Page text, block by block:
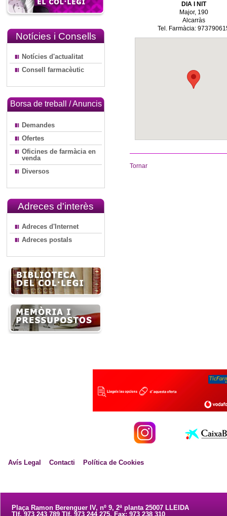
Notícies i Consells
Notícies d'actualitat
Consell farmacèutic
Borsa de treball / Anuncis
Demandes
Ofertes
Oficines de farmàcia en
venda
Diversos
Adreces d'interès
Adreces d'Internet
Adreces postals
DIA I NIT
Major, 190
Alcarràs
Tel. Farmàcia:
Tornar
Avís Legal Contacti Política de Cookies
Plaça Ramon Berenguer IV, nº 9, 2ª planta 25007 LLEIDA
Tlf. 973 243 789 Tlf. 973 244 275. Fax: 973 238 310